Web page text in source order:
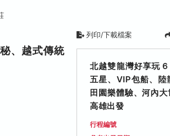
、越式傳統
列印/下載檔案
北越雙龍灣好享玩
五星、VIP包船、陸
田園樂體驗、河內
高雄出發
行程編號